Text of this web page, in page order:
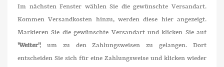
Im nächsten Fenster wählen Sie die gewünschte Versandart.
Kommen Versandkosten hinzu, werden diese hier angezeigt.
Markieren Sie die gewünschte Versandart und klicken Sie auf
"Weiter", um zu den Zahlungsweisen zu gelangen. Dort
entscheiden Sie sich für eine Zahlungsweise und klicken wieder